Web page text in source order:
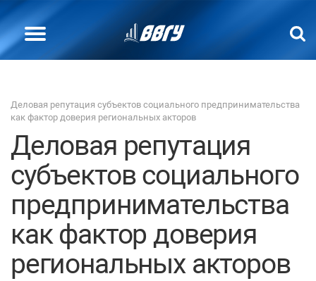
Деловая репутация субъектов социального предпринимательства
как фактор доверия региональных акторов
Деловая репутация
субъектов социального
предпринимательства
как фактор доверия
региональных акторов